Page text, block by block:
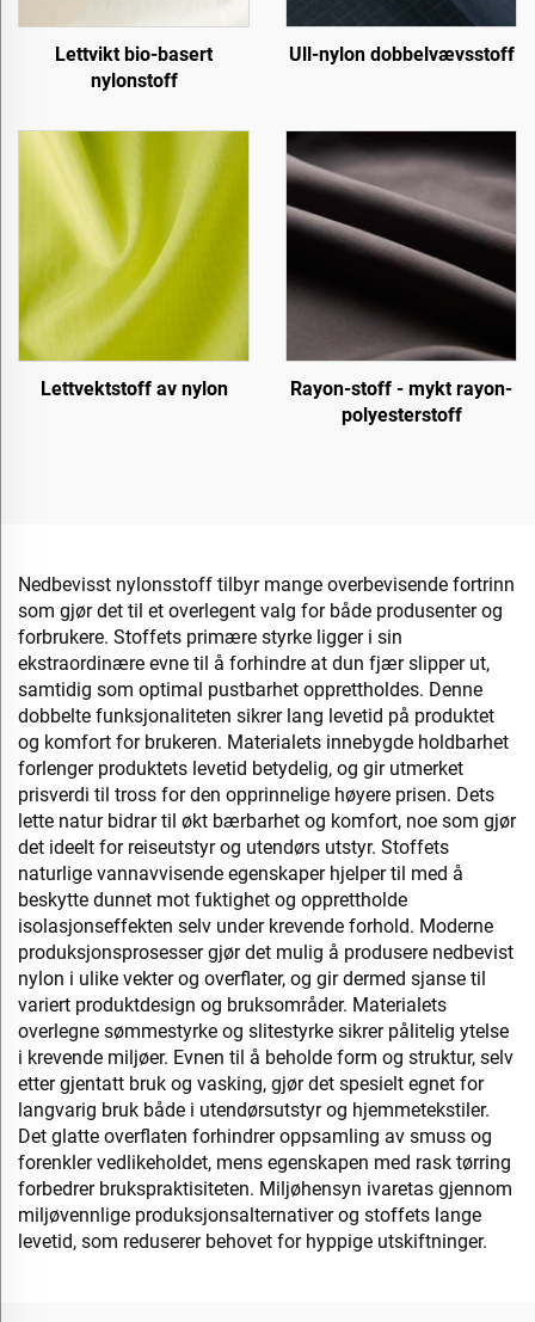
Lettvikt bio-basert
nylonstoff
Ull-nylon dobbelvævsstoff
Lettvektstoff av nylon
Rayon-stoff - mykt rayon-
polyesterstoff
Nedbevisst nylonsstoff tilbyr mange overbevisende fortrinn
som gjør det til et overlegent valg for både produsenter og
forbrukere. Stoffets primære styrke ligger i sin
ekstraordinære evne til å forhindre at dun fjær slipper ut,
samtidig som optimal pustbarhet opprettholdes. Denne
dobbelte funksjonaliteten sikrer lang levetid på produktet
og komfort for brukeren. Materialets innebygde holdbarhet
forlenger produktets levetid betydelig, og gir utmerket
prisverdi til tross for den opprinnelige høyere prisen. Dets
lette natur bidrar til økt bærbarhet og komfort, noe som gjør
det ideelt for reiseutstyr og utendørs utstyr. Stoffets
naturlige vannavvisende egenskaper hjelper til med å
beskytte dunnet mot fuktighet og opprettholde
isolasjonseffekten selv under krevende forhold. Moderne
produksjonsprosesser gjør det mulig å produsere nedbevist
nylon i ulike vekter og overflater, og gir dermed sjanse til
variert produktdesign og bruksområder. Materialets
overlegne sømmestyrke og slitestyrke sikrer pålitelig ytelse
i krevende miljøer. Evnen til å beholde form og struktur, selv
etter gjentatt bruk og vasking, gjør det spesielt egnet for
langvarig bruk både i utendørsutstyr og hjemmetekstiler.
Det glatte overflaten forhindrer oppsamling av smuss og
forenkler vedlikeholdet, mens egenskapen med rask tørring
forbedrer brukspraktisiteten. Miljøhensyn ivaretas gjennom
miljøvennlige produksjonsalternativer og stoffets lange
levetid, som reduserer behovet for hyppige utskiftninger.